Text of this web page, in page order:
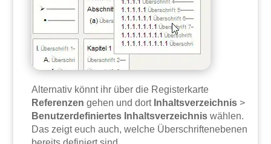
Alternativ könnt ihr über die Registerkarte
Referenzen gehen und dort Inhaltsverzeichnis >
Benutzerdefiniertes Inhaltsverzeichnis wählen.
Das zeigt euch auch, welche Überschriftenebenen